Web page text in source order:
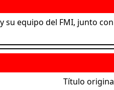
su equipo del FMI, junto
Título